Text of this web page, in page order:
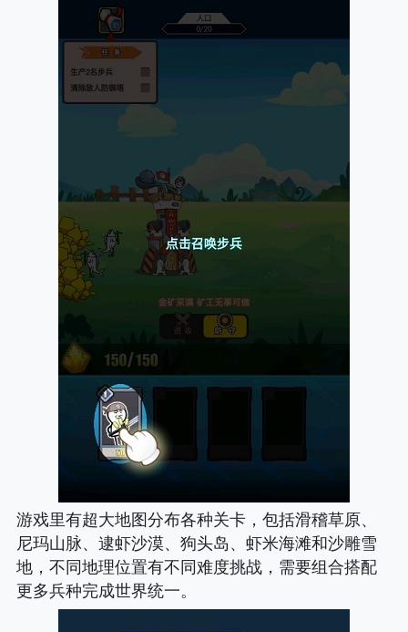
游戏里有超大地图分布各种关卡，包括滑稽草原、
尼玛山脉、逮虾沙漠、狗头岛、虾米海滩和沙雕雪
地，不同地理位置有不同难度挑战，需要组合搭配
更多兵种完成世界统一。